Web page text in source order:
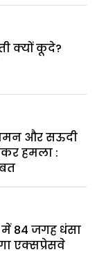
क्यों कूदे?
यमन और सऊदी
हमला :
में 84 जगह धंसा
एक्सप्रेसवे